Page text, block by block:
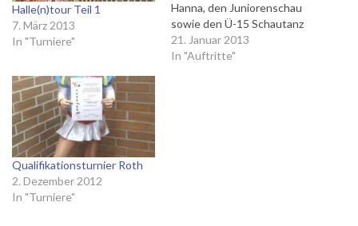
Halle(n)tour Teil 1
7. März 2013
In "Turniere"
Hanna, den Juniorenschau
sowie den Ü-15 Schautanz
nach Erfurt zur MDR TV-
Aufzeichnung „Herrliches
21. Januar 2013
In "Auftritte"
Qualifikationsturnier Roth
2. Dezember 2012
In "Turniere"